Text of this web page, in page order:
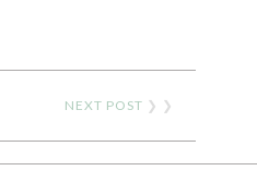
NEXT POST ❯ ❯